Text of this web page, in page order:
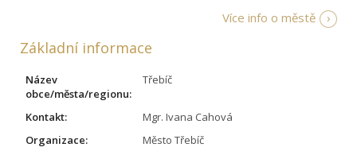
Více info o městě
Základní informace
Název
obce/města/regionu:
Třebíč
Kontakt:
Mgr. Ivana Cahová
Organizace:
Město Třebíč